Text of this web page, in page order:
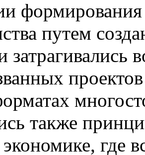
путем
также
где